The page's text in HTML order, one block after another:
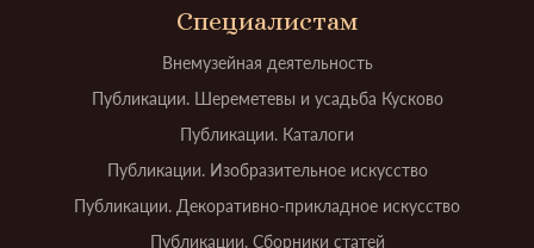
Специалистам
Внемузейная деятельность
Публикации. Шереметевы и усадьба Кусково
Публикации. Каталоги
Публикации. Изобразительное искусство
Публикации. Декоративно-прикладное искусство
Публикации. Сборники статей